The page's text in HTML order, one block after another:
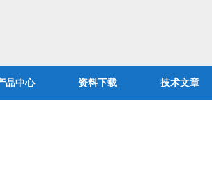
品中心 资料下载 技术文章